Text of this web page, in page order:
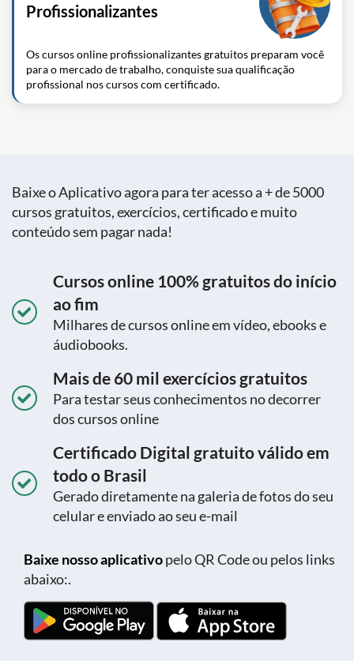
Profissionalizantes
Os cursos online profissionalizantes gratuitos preparam você
para o mercado de trabalho, conquiste sua qualificação
profissional nos cursos com certificado.
Baixe o Aplicativo agora para ter acesso a + de 5000
cursos gratuitos, exercícios, certificado e muito
conteúdo sem pagar nada!
Cursos online 100% gratuitos do início
ao fim
Milhares de cursos online em vídeo, ebooks e
áudiobooks.
Mais de 60 mil exercícios gratuitos
Para testar seus conhecimentos no decorrer
dos cursos online
Certificado Digital gratuito válido em
todo o Brasil
Gerado diretamente na galeria de fotos do seu
celular e enviado ao seu e-mail
Baixe nosso aplicativopelo QR Code ou pelos links
abaixo:.